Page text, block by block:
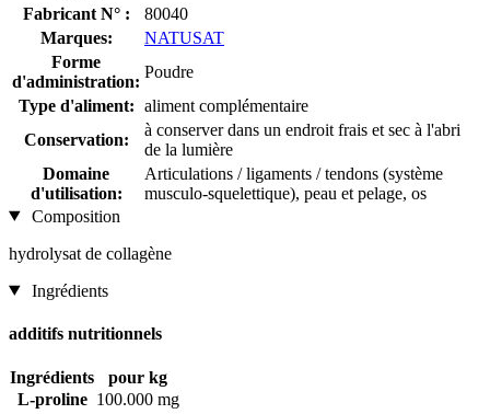
Fabricant N° :
80040
Marques:
NATUSAT
Forme
d'administration:
Poudre
Type d'aliment: aliment complémentaire
Conservation:
à conserver dans un endroit frais et sec à l'abri
de la lumière
Domaine
d'utilisation:
Articulations / ligaments / tendons (système
musculo-squelettique), peau et pelage, os
Composition
hydrolysat de collagène
Ingrédients
additifs nutritionnels
Ingrédients
pour kg
L-proline 100.000 mg